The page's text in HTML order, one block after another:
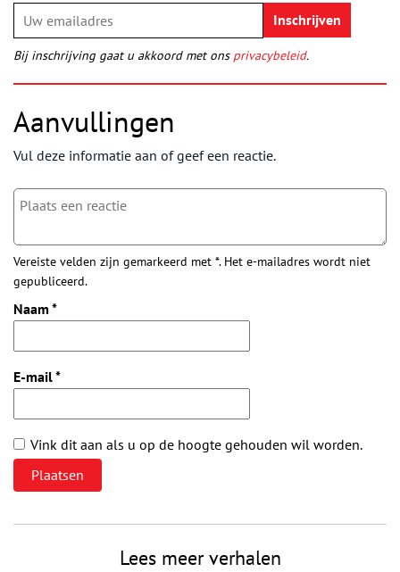
Bij inschrijving gaat u akkoord met ons privacybeleid.
Aanvullingen
Vul deze informatie aan of geef een reactie.
Vereiste velden zijn gemarkeerd met *. Het e-mailadres wordt niet
gepubliceerd.
Naam *
E-mail*
Vink dit aan als u op de hoogte gehouden wil worden.
Lees meer verhalen